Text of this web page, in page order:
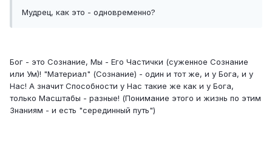
Мудрец, как это - одновременно?
Бог - это Сознание, Мы - Его Частички (суженное Сознание
или Ум)! "Материал" (Сознание) - один и тот же, и у Бога, и у
Нас! А значит Способности у Нас такие же как и у Бога,
только Масштабы - разные! (Понимание этого и жизнь по этим
Знаниям - и есть "серединный путь")